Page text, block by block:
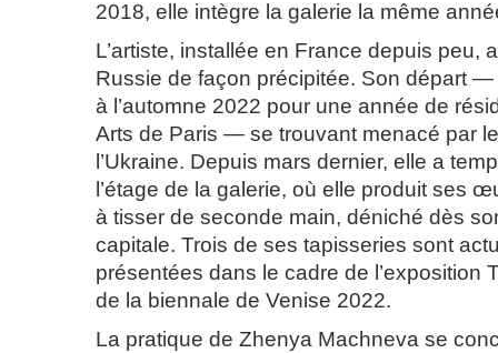
2018, elle intègre la galerie la même
L’artiste, installée en France depuis peu,
Russie de façon précipitée. Son départ
à l’automne 2022 pour une année de
Arts de Paris — se trouvant menacé par
l’Ukraine. Depuis mars dernier, elle a
l’étage de la galerie, où elle produit ses
à tisser de seconde main, déniché dès
capitale. Trois de ses tapisseries sont
présentées dans le cadre de l’exposition
de la biennale de Venise 2022.
La pratique de Zhenya Machneva se